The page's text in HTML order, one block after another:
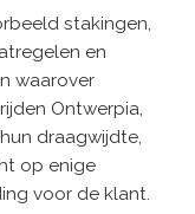
stakingen,
en
waarover
Ontwerpia,
draagwijdte,
op enige
voor de klant.